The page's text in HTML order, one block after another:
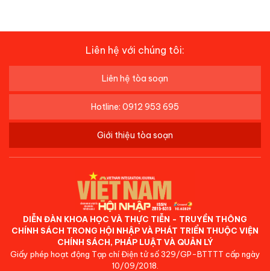
Liên hệ với chúng tôi:
Liên hệ tòa soạn
Hotline: 0912 953 695
Giới thiệu tòa soạn
DIỄN ĐÀN KHOA HỌC VÀ THỰC TIỄN - TRUYỀN THÔNG
CHÍNH SÁCH TRONG HỘI NHẬP VÀ PHÁT TRIỂN THUỘC VIỆN
CHÍNH SÁCH, PHÁP LUẬT VÀ QUẢN LÝ
Giấy phép hoạt động Tạp chí Điện tử số 329/GP-BTTTT cấp ngày
10/09/2018.